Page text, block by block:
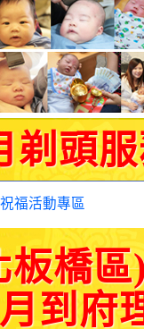
頭服
福活動專區
板橋
到府